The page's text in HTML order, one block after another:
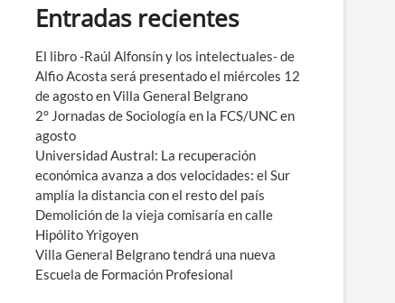
ú
Entradas recientes
El libro -Raúl Alfonsín y los intelectuales- de
Alfio Acosta será presentado el miércoles 12
de agosto en Villa General Belgrano
2° Jornadas de Sociología en la FCS/UNC en
agosto
Universidad Austral: La recuperación
económica avanza a dos velocidades: el Sur
amplía la distancia con el resto del país
Demolición de la vieja comisaría en calle
Hipólito Yrigoyen
Villa General Belgrano tendrá una nueva
Escuela de Formación Profesional